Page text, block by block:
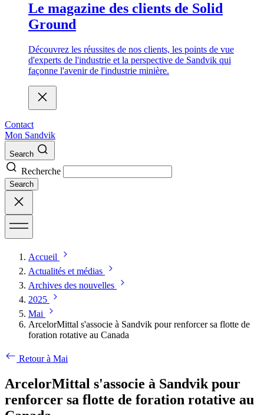
Le magazine des clients de Solid
Ground
Découvrez les réussites de nos clients, les points de vue
d'experts de l'industrie et la perspective de Sandvik qui
façonne l'avenir de l'industrie minière.
Contact
Mon Sandvik
Search
Recherche
Search
Accueil
Actualités et médias
Archives des nouvelles
2025
Mai
ArcelorMittal s'associe à Sandvik pour renforcer sa flotte de
foration rotative au Canada
Retour à Mai
ArcelorMittal s'associe à Sandvik pour
renforcer sa flotte de foration rotative au